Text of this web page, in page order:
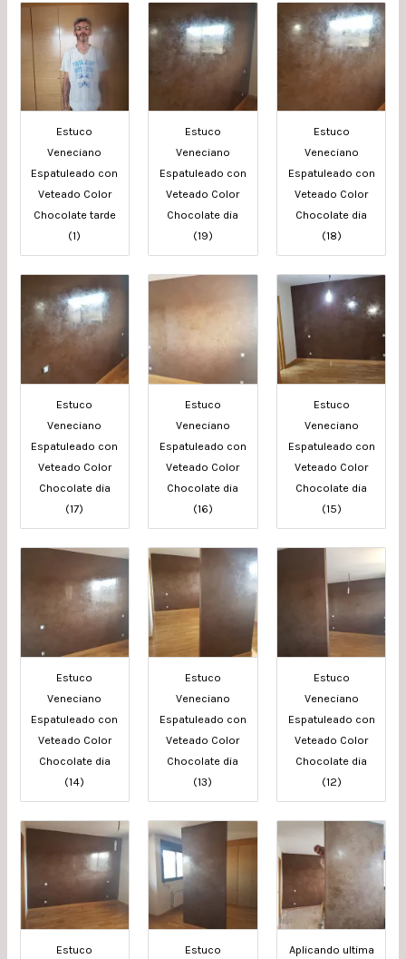
Estuco
Veneciano
Espatuleado con
Veteado Color
Chocolate tarde
(1)
Estuco
Veneciano
Espatuleado con
Veteado Color
Chocolate dia
(19)
Estuco
Veneciano
Espatuleado con
Veteado Color
Chocolate dia
(18)
Estuco
Veneciano
Espatuleado con
Veteado Color
Chocolate dia
(17)
Estuco
Veneciano
Espatuleado con
Veteado Color
Chocolate dia
(16)
Estuco
Veneciano
Espatuleado con
Veteado Color
Chocolate dia
(15)
Estuco
Veneciano
Espatuleado con
Veteado Color
Chocolate dia
(14)
Estuco
Veneciano
Espatuleado con
Veteado Color
Chocolate dia
(13)
Estuco
Veneciano
Espatuleado con
Veteado Color
Chocolate dia
(12)
Estuco Estuco Aplicando ultima